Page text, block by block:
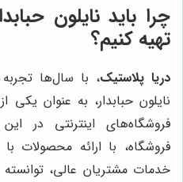
چرا باید نایلون
تهیه کنیم؟
دریا پلاستیک، با سال‌ها
نایلون حبابدار، به عنوان یکی
فروشگاه‌های اینترنتی در
فروشگاه، با ارائه محصولات
خدمات مشتریان عالی،